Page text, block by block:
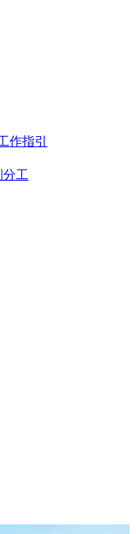
作指引
分工